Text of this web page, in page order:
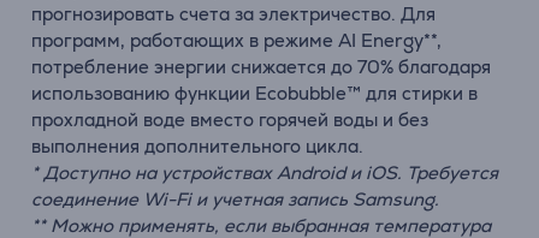
прогнозировать счета за электричество. Для
программ, работающих в режиме AI Energy**,
потребление энергии снижается до 70% благодаря
использованию функции Ecobubble™ для стирки в
прохладной воде вместо горячей воды и без
выполнения дополнительного цикла.
* Доступно на устройствах Android и iOS. Требуется
соединение Wi-Fi и учетная запись Samsung.
** Можно применять, если выбранная температура